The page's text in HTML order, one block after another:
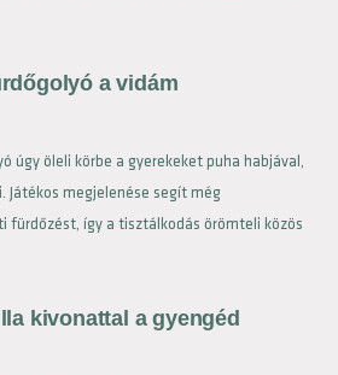
a vidám
úgy öleli körbe a gyerekeket puha habjával,
Játékos megjelenése segít még
fürdőzést, így a tisztálkodás örömteli közös
kivonattal a gyengéd